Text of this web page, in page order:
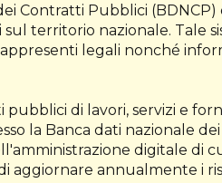
Contratti Pubblici
territorio nazionale. Tale
legali nonché
pubblici di lavori, servizi e
la Banca dati nazionale
digitale di
aggiornare annualmente i